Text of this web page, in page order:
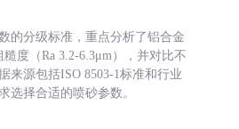
的分级标准，重点分析了铝合金
度（Ra 3.2-6.3μm），并对比不
来源包括ISO 8503-1标准和行业
选择合适的喷砂参数。